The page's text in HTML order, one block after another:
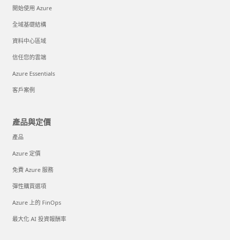
開始使用 Azure
全域基礎結構
資料中心區域
信任您的雲端
Azure Essentials
客戶案例
產品與定價
產品
Azure 定價
免費 Azure 服務
彈性購買選項
Azure 上的 FinOps
最大化 AI 投資報酬率